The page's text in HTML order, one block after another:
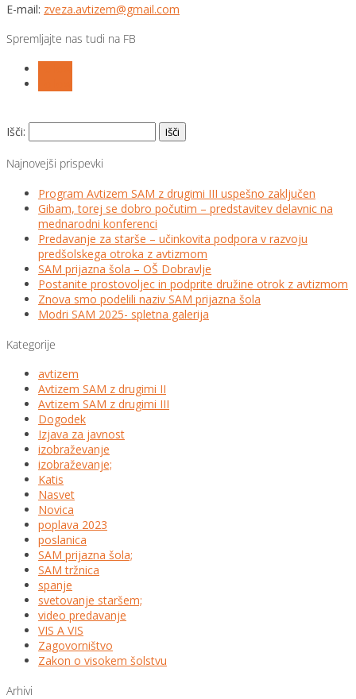
E-mail: zveza.avtizem@gmail.com
Spremljajte nas tudi na FB
Išči:
Najnovejši prispevki
Program Avtizem SAM z drugimi III uspešno zaključen
Gibam, torej se dobro počutim – predstavitev delavnic na
mednarodni konferenci
Predavanje za starše – učinkovita podpora v razvoju
predšolskega otroka z avtizmom
SAM prijazna šola – OŠ Dobravlje
Postanite prostovoljec in podprite družine otrok z avtizmom
Znova smo podelili naziv SAM prijazna šola
Modri SAM 2025- spletna galerija
Kategorije
avtizem
Avtizem SAM z drugimi II
Avtizem SAM z drugimi III
Dogodek
Izjava za javnost
izobraževanje
izobraževanje;
Katis
Nasvet
Novica
poplava 2023
poslanica
SAM prijazna šola;
SAM tržnica
spanje
svetovanje staršem;
video predavanje
VIS A VIS
Zagovorništvo
Zakon o visokem šolstvu
Arhivi